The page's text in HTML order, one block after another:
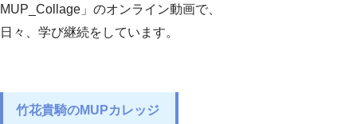
MUP_Collage」のオンライン動画で、
日々、学び継続をしています。
竹花貴騎のMUPカレッジ